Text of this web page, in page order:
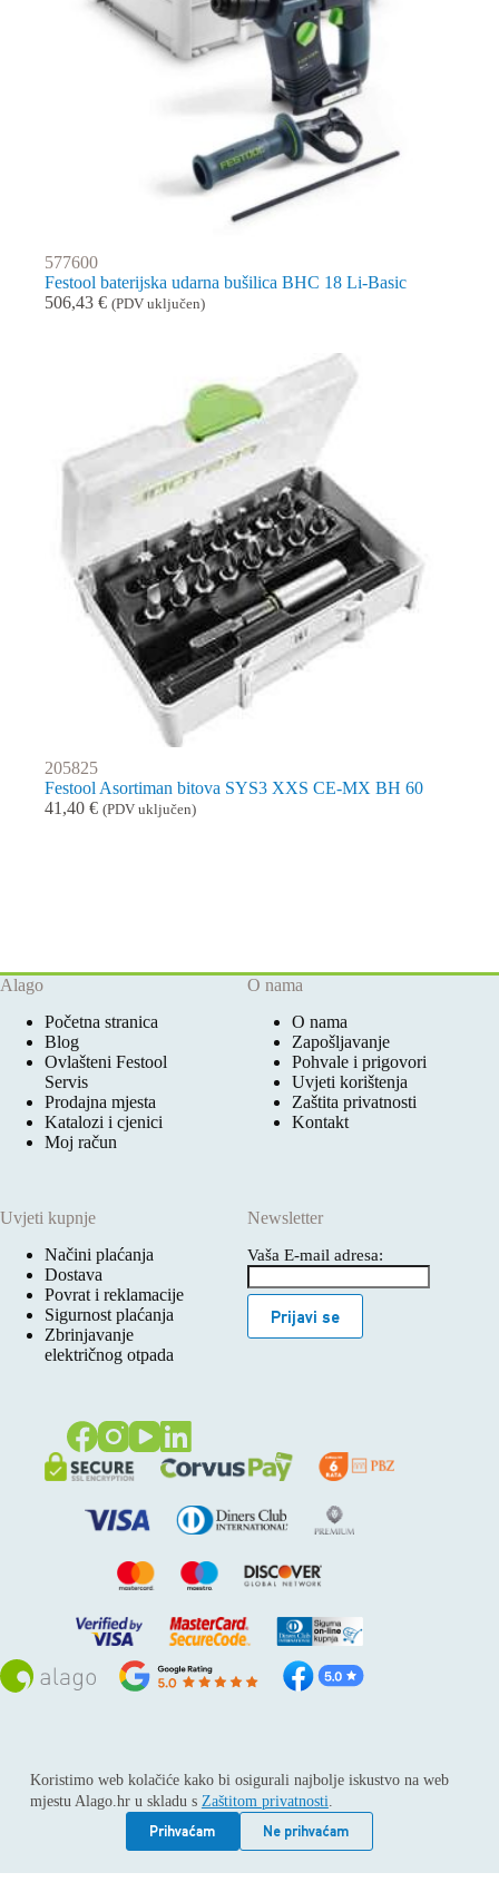
Koristimo web kolačiće kako bi osigurali najbolje iskustvo na web
mjestu Alago.hr u skladu s Zaštitom privatnosti.
Prihvaćam
Ne prihvaćam
577600
Festool baterijska udarna bušilica BHC 18 Li-Basic
506,43 € (PDV uključen)
205825
Festool Asortiman bitova SYS3 XXS CE-MX BH 60
41,40 € (PDV uključen)
Alago
Početna stranica
Blog
Ovlašteni Festool
Servis
Prodajna mjesta
Katalozi i cjenici
Moj račun
O nama
O nama
Zapošljavanje
Pohvale i prigovori
Uvjeti korištenja
Zaštita privatnosti
Kontakt
Uvjeti kupnje
Načini plaćanja
Dostava
Povrat i reklamacije
Sigurnost plaćanja
Zbrinjavanje
električnog otpada
Newsletter
Vaša E-mail adresa:
Prijavi se
Sva prava pridržana © 2026
Alago
ALAGO d.o.o. trgovina, usluge i zastupanje stranih tvrtki /
Adresa: Horvati 112, 10436 Rakov potok / Telefon: +385 1
6539 392 / E-mail: kontakt@alago.hr / Podaci o subjektu:
Subjekt je upisan kod Trgovačkog suda u Zagrebu pod
reg.uloškom broj 1-53420. / MBS: 080046630 / OIB: